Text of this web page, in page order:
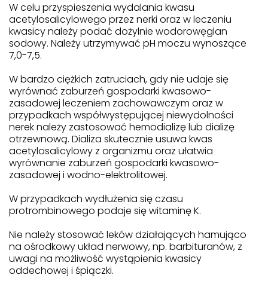
W celu przyspieszenia wydalania kwasu
acetylosalicylowego przez nerki oraz w leczeniu
kwasicy należy podać dożylnie wodorowęglan
sodowy. Należy utrzymywać pH moczu wynoszące
7,0-7,5.
W bardzo ciężkich zatruciach, gdy nie udaje się
wyrównać zaburzeń gospodarki kwasowo-
zasadowej leczeniem zachowawczym oraz w
przypadkach współwystępującej niewydolności
nerek należy zastosować hemodializę lub dializę
otrzewnową. Dializa skutecznie usuwa kwas
acetylosalicylowy z organizmu oraz ułatwia
wyrównanie zaburzeń gospodarki kwasowo-
zasadowej i wodno-elektrolitowej.
W przypadkach wydłużenia się czasu
protrombinowego podaje się witaminę K.
Nie należy stosować leków działających hamująco
na ośrodkowy układ nerwowy, np. barbituranów, z
uwagi na możliwość wystąpienia kwasicy
oddechowej i śpiączki.